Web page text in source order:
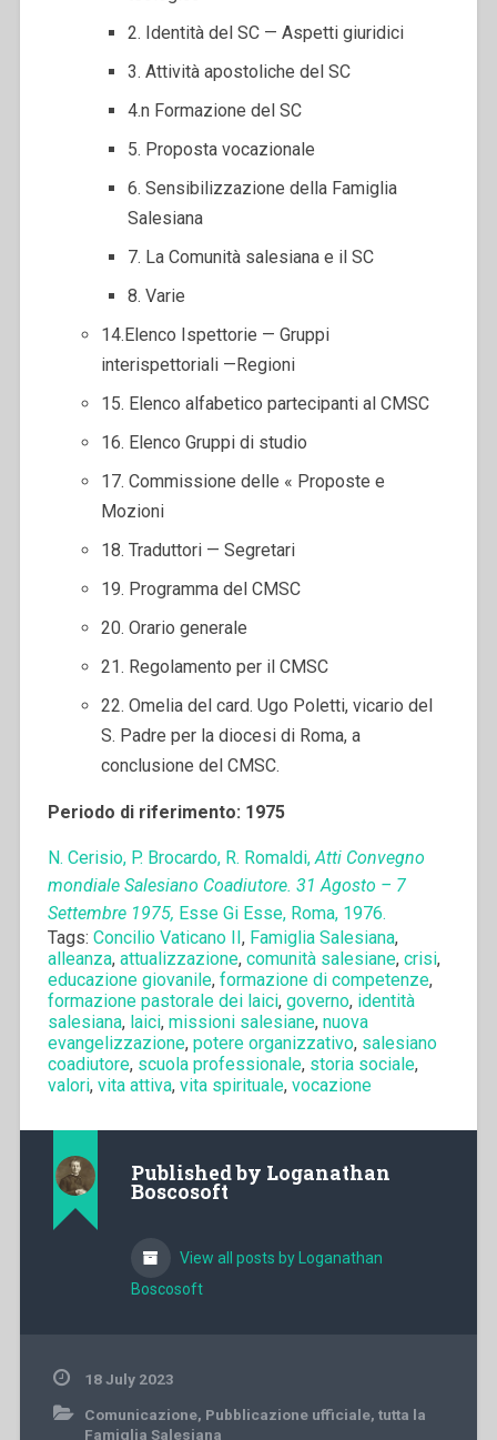
2. Identità del SC — Aspetti giuridici
3. Attività apostoliche del SC
4.n Formazione del SC
5. Proposta vocazionale
6. Sensibilizzazione della Famiglia
Salesiana
7. La Comunità salesiana e il SC
8. Varie
14.Elenco Ispettorie — Gruppi
interispettoriali —Regioni
15. Elenco alfabetico partecipanti al CMSC
16. Elenco Gruppi di studio
17. Commissione delle « Proposte e
Mozioni
18. Traduttori — Segretari
19. Programma del CMSC
20. Orario generale
21. Regolamento per il CMSC
22. Omelia del card. Ugo Poletti, vicario del
S. Padre per la diocesi di Roma, a
conclusione del CMSC.
Periodo di riferimento: 1975
N. Cerisio, P. Brocardo, R. Romaldi,Atti Convegno
mondiale Salesiano Coadiutore. 31 Agosto – 7
Settembre 1975, Esse Gi Esse, Roma, 1976.
Tags: Concilio Vaticano II, Famiglia Salesiana,
alleanza, attualizzazione, comunità salesiane, crisi,
educazione giovanile, formazione di competenze,
formazione pastorale dei laici, governo, identità
salesiana, laici, missioni salesiane, nuova
evangelizzazione, potere organizzativo, salesiano
coadiutore, scuola professionale, storia sociale,
valori, vita attiva, vita spirituale, vocazione
Published by Loganathan
Boscosoft
View all posts by Loganathan
Boscosoft
18 July 2023
Comunicazione, Pubblicazione ufficiale, tutta la
Famiglia Salesiana